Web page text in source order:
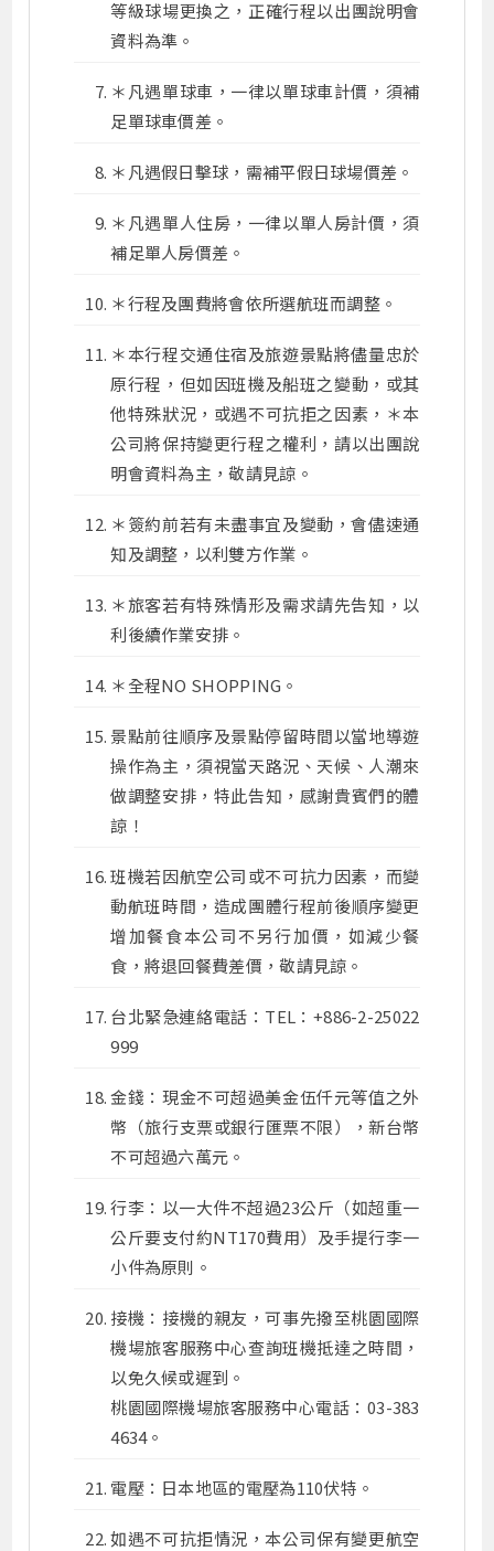
等級球場更換之，正確行程以出團說明會
資料為準。
＊凡遇單球車，一律以單球車計價，須補
足單球車價差。
＊凡遇假日擊球，需補平假日球場價差。
＊凡遇單人住房，一律以單人房計價，須
補足單人房價差。
＊行程及團費將會依所選航班而調整。
＊本行程交通住宿及旅遊景點將儘量忠於
原行程，但如因班機及船班之變動，或其
他特殊狀況，或遇不可抗拒之因素，＊本
公司將保持變更行程之權利，請以出團說
明會資料為主，敬請見諒。
＊簽約前若有未盡事宜及變動，會儘速通
知及調整，以利雙方作業。
＊旅客若有特殊情形及需求請先告知，以
利後續作業安排。
＊全程NO SHOPPING。
景點前往順序及景點停留時間以當地導遊
操作為主，須視當天路況、天候、人潮來
做調整安排，特此告知，感謝貴賓們的體
諒！
班機若因航空公司或不可抗力因素，而變
動航班時間，造成團體行程前後順序變更
增加餐食本公司不另行加價，如減少餐
食，將退回餐費差價，敬請見諒。
台北緊急連絡電話：TEL：+886-2-25022
999
金錢：現金不可超過美金伍仟元等值之外
幣（旅行支票或銀行匯票不限），新台幣
不可超過六萬元。
行李：以一大件不超過23公斤（如超重一
公斤要支付約NT170費用）及手提行李一
小件為原則。
接機：接機的親友，可事先撥至桃園國際
機場旅客服務中心查詢班機抵達之時間，
以免久候或遲到。
桃園國際機場旅客服務中心電話：03-383
4634。
電壓：日本地區的電壓為110伏特。
如遇不可抗拒情況，本公司保有變更航空